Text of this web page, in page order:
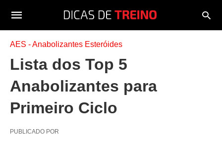
AES - Anabolizantes Esteróides
Lista dos Top 5
Anabolizantes para
Primeiro Ciclo
PUBLICADO POR